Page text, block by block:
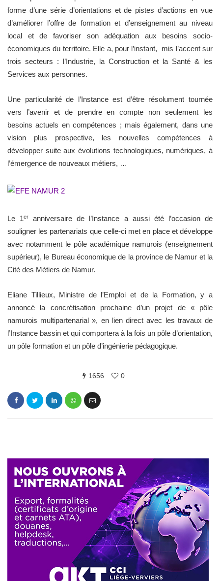
forme d’une série d’orientations et de pistes d’actions en vue
d’améliorer l’offre de formation et d’enseignement au niveau
local et de favoriser son adéquation aux besoins socio-
économiques du territoire. Elle a, pour l’instant, mis l’accent sur
trois secteurs : l’Industrie, la Construction et la Santé & les
Services aux personnes.
Une particularité de l’Instance est d’être résolument tournée
vers l’avenir et de prendre en compte non seulement les
besoins actuels en compétences ; mais également, dans une
vision plus prospective, les nouvelles compétences à
développer suite aux évolutions technologiques, numériques, à
l’émergence de nouveaux métiers, …
Le 1er
anniversaire de l’Instance a aussi été l’occasion de
souligner les partenariats que celle-ci met en place et développe
avec notamment le pôle académique namurois (enseignement
supérieur), le Bureau économique de la province de Namur et la
Cité des Métiers de Namur.
Eliane Tillieux, Ministre de l’Emploi et de la Formation, y a
annoncé la concrétisation prochaine d’un projet de « pôle
namurois multipartenarial », en lien direct avec les travaux de
l’Instance bassin et qui comportera à la fois un pôle d’orientation,
un pôle formation et un pôle d’ingénierie pédagogique.
1656 0